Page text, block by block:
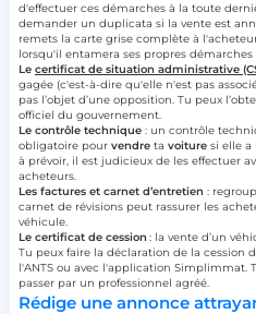
d'effectuer ces démarches à la toute
demander un duplicata si la vente est
remets la carte grise complète à
lorsqu'il entamera ses propres démarches
Le certificat de situation administrative
gagée (c'est-à-dire qu'elle n'est pas
pas l’objet d’une opposition. Tu peux
officiel du gouvernement.
Le contrôle technique: un contrôle
obligatoire pour vendreta voituresi elle a
à prévoir, il est judicieux de les effectuer
acheteurs.
Les factures et carnet d’entretien :
carnet de révisions peut rassurer les
véhicule.
Le certificat de cession : la vente d’un
Tu peux faire la déclaration de la cession
l'ANTS ou avec l'application Simplimmat.
passer par un professionnel agréé.
Rédige une annonce